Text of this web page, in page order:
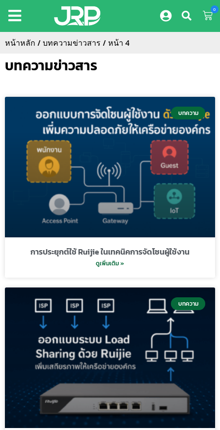
0
หน้าหลัก / บทความข่าวสาร / หน้า 4
บทความข่าวสาร
บทความ
การประยุกต์ใช้ Ruijie ในเทคนิคการจัดโซนผู้ใช้งาน
ดูเพิ่มเติม »
บทความ